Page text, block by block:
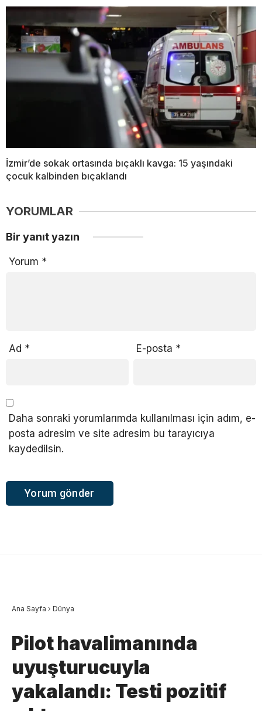
İzmir’de sokak ortasında bıçaklı kavga: 15 yaşındaki
çocuk kalbinden bıçaklandı
YORUMLAR
Bir yanıt yazın
Yorum *
Ad * E-posta *
Daha sonraki yorumlarımda kullanılması için adım, e-
posta adresim ve site adresim bu tarayıcıya
kaydedilsin.
Ana Sayfa › Dünya
Pilot havalimanında
uyuşturucuyla
yakalandı: Testi pozitif